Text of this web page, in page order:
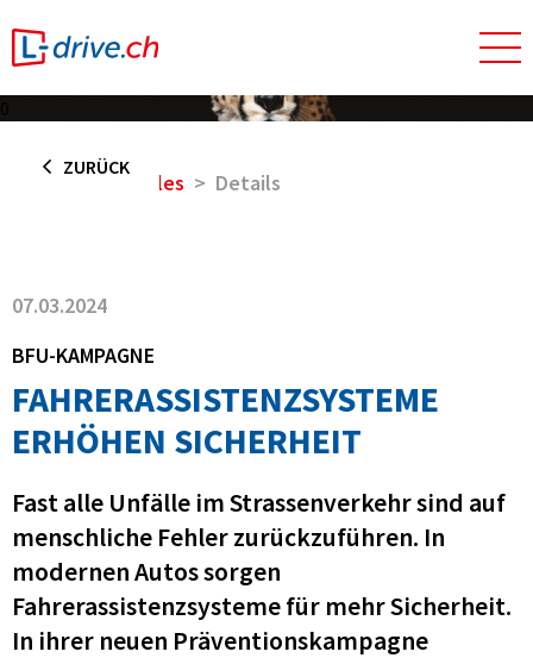
ZURÜCK
Home Aktuelles Details
07.03.2024
BFU-KAMPAGNE
FAHRERASSISTENZSYSTEME
ERHÖHEN SICHERHEIT
Fast alle Unfälle im Strassenverkehr sind auf
menschliche Fehler zurückzuführen. In
modernen Autos sorgen
Fahrerassistenzsysteme für mehr Sicherheit.
In ihrer neuen Präventionskampagne